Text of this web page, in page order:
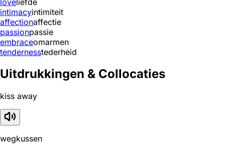
intimacyintimiteit
affectionaffectie
passionpassie
embraceomarmen
tendernesstederheid
Uitdrukkingen & Collocaties
kiss away
wegkussen